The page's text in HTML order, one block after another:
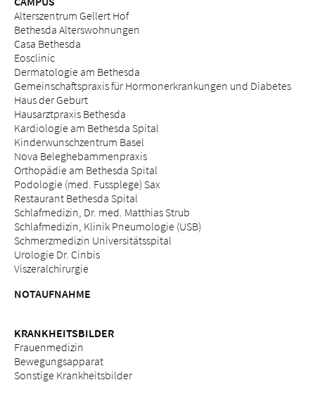
Alterszentrum Gellert Hof
Bethesda Alterswohnungen
Casa Bethesda
Eosclinic
Dermatologie am Bethesda
Gemeinschaftspraxis für Hormonerkrankungen und Diabetes
Haus der Geburt
Hausarztpraxis Bethesda
Kardiologie am Bethesda Spital
Kinderwunschzentrum Basel
Nova Beleghebammenpraxis
Orthopädie am Bethesda Spital
Podologie (med. Fussplege) Sax
Restaurant Bethesda Spital
Schlafmedizin, Dr. med. Matthias Strub
Schlafmedizin, Klinik Pneumologie (USB)
Schmerzmedizin Universitätsspital
Urologie Dr. Cinbis
Viszeralchirurgie
NOTAUFNAHME
KRANKHEITSBILDER
Frauenmedizin
Bewegungsapparat
Sonstige Krankheitsbilder